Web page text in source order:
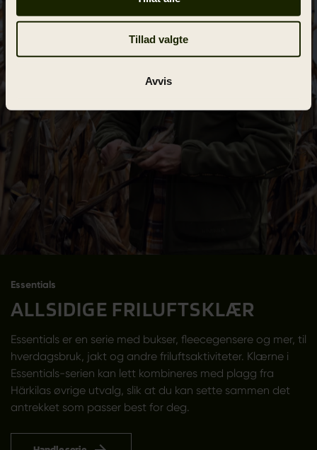
Tillad valgte
Avvis
Essentials
ALLSIDIGE FRILUFTSKLÆR
Essentials er en serie med bukser, fleecegensere og mer, til
hverdagsbruk, jakt og andre friluftsaktiviteter. Klærne i
Essentials-serien kan lett kombineres med plagg fra
Härkilas øvrige utvalg, slik at du kan sette sammen det
antrekket som passer best for deg.